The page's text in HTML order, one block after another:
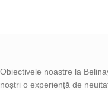
Obiectivele noastre la
noștri o experiență de